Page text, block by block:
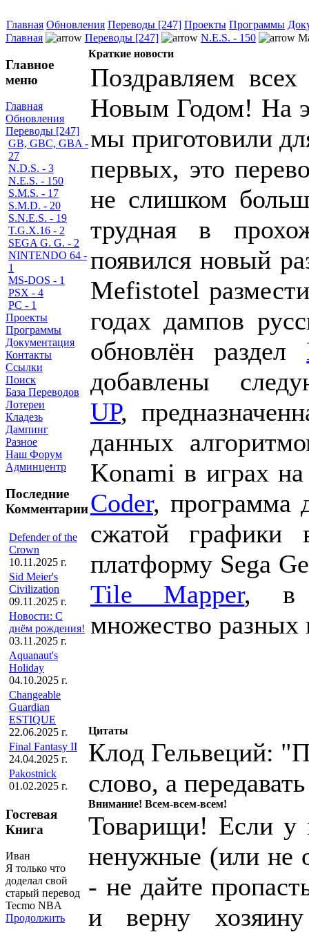
Главная Обновления Переводы [247] Проекты Программы
Главная
Переводы [247] N.E.S. - 150
Главное
меню
Главная
Обновления
Переводы [247]
GB, GBC, GBA -
27
N.D.S. - 3
N.E.S. - 150
S.M.S. - 17
S.M.D. - 20
S.N.E.S. - 19
T.G.X.16 - 2
SEGA G. G. - 2
NINTENDO 64 -
1
MS-DOS - 1
PSX - 4
PC - 1
Проекты
Программы
Документация
Контакты
Ссылки
Поиск
База Переводов
Лотереи
Кладезь
Дампинг
Разное
Наш Форум
Админцентр
Последние
Комментарии
Defender of the
Crown
10.11.2025 г.
Sid Meier's
Civilization
09.11.2025 г.
Новости: С
днём рождения!
03.11.2025 г.
Aquanaut's
Holiday
04.10.2025 г.
Changeable
Guardian
ESTIQUE
22.06.2025 г.
Final Fantasy II
24.04.2025 г.
Pakostnick
01.02.2025 г.
Гостевая
Книга
Иван
Я только что
доделал свой
старый перевод
Tecmo NBA
Продолжить
Краткие новости
Поздравляем
Новым Годом! На
мы приготовили
первых, это
не слишком
трудная в
появился новый
Mefistotel
годах дампов
обновлён раздел
добавлены
UP,
данных
Konami в играх
Coder, программа
сжатой
платформу Sega
Tile Mapper, в
множество
Цитаты
Клод Гельвеций:
слово, а
Внимание! Всем-всем-всем!
Товарищи! Если у
ненужные (или не
- не дайте
и верну